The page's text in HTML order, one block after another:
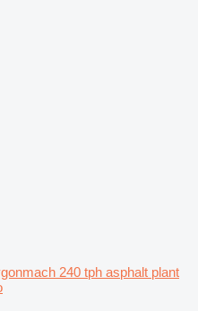
240 tph asphalt plant